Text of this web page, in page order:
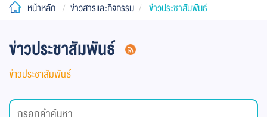
หน้าหลัก ข่าวสารและกิจกรรม ข่าวประชาสัมพันธ์
ข่าวประชาสัมพันธ์
ข่าวประชาสัมพันธ์